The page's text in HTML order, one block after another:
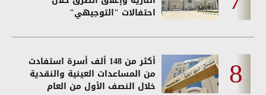
احتفالات "التوجيهي"
أكثر من 148 ألف أسرة استفادت
من المساعدات العينية والنقدية
خلال النصف الأول من العام